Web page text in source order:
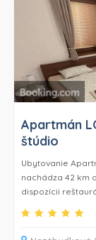
ulica.
Apartmán
štúdio
Ubytovanie
nachádza 42 km
dispozícii
Fi a na mieste je